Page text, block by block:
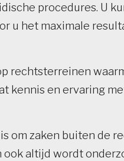
procedures. U
u het maximale
rechtsterreinen
kennis en ervaring
om zaken buiten de
ook altijd wordt